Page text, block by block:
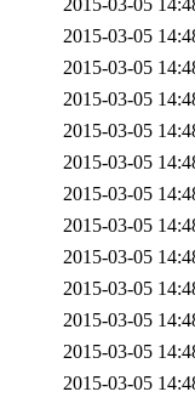
2015-03-05
2015-03-05
2015-03-05
2015-03-05
2015-03-05
2015-03-05
2015-03-05
2015-03-05
2015-03-05
2015-03-05
2015-03-05
2015-03-05
2015-03-05